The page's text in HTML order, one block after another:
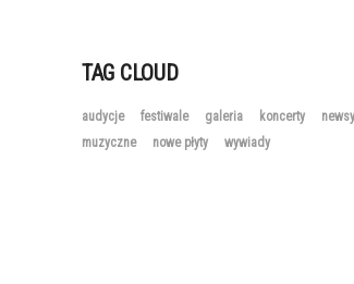
TAG CLOUD
audycje festiwale galeria koncerty
newsy
muzyczne
nowe płyty wywiady